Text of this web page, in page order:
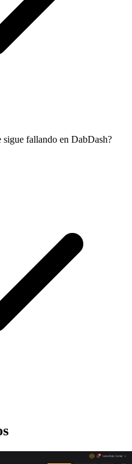
sigue fallando en DabDash?